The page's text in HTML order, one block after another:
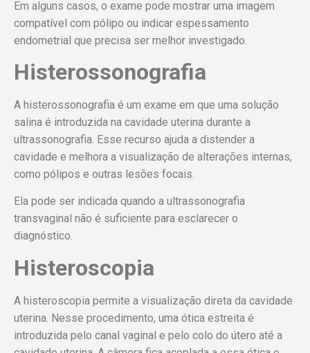
Em alguns casos, o exame pode mostrar uma imagem
compatível com pólipo ou indicar espessamento
endometrial que precisa ser melhor investigado.
Histerossonografia
A histerossonografia é um exame em que uma solução
salina é introduzida na cavidade uterina durante a
ultrassonografia. Esse recurso ajuda a distender a
cavidade e melhora a visualização de alterações internas,
como pólipos e outras lesões focais.
Ela pode ser indicada quando a ultrassonografia
transvaginal não é suficiente para esclarecer o
diagnóstico.
Histeroscopia
A histeroscopia permite a visualização direta da cavidade
uterina. Nesse procedimento, uma ótica estreita é
introduzida pelo canal vaginal e pelo colo do útero até a